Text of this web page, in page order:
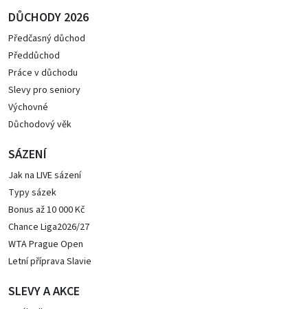
DŮCHODY 2026
Předčasný důchod
Předdůchod
Práce v důchodu
Slevy pro seniory
Výchovné
Důchodový věk
SÁZENÍ
Jak na LIVE sázení
Typy sázek
Bonus až 10 000 Kč
Chance Liga2026/27
WTA Prague Open
Letní příprava Slavie
SLEVY A AKCE